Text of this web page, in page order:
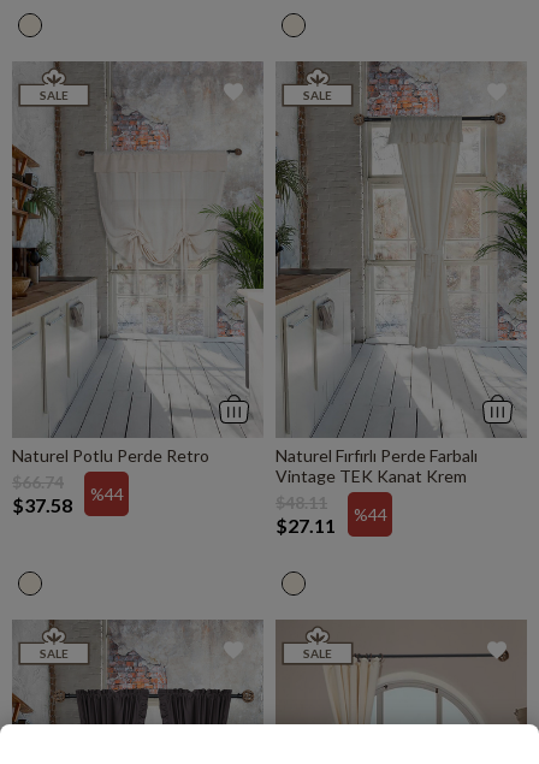
Naturel Potlu Perde Retro
$37.58
$66.74
%44
SALE
Naturel Fırfırlı Perde Farbalı
Vintage TEK Kanat Krem
$27.11
$48.11
%44
SALE
SALE SALE